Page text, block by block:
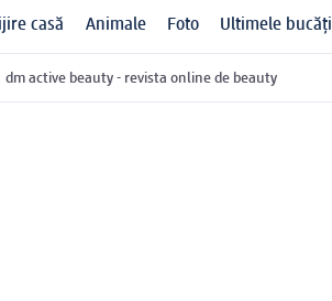
casă Animale Foto Ultimele bucăți
dm active beauty - revista online de beauty